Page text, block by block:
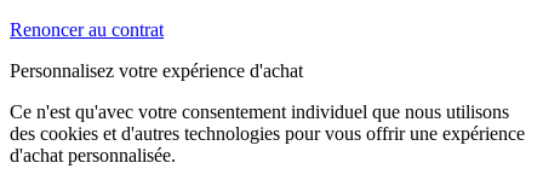
Renoncer au contrat
Personnalisez votre expérience d'achat
Ce n'est qu'avec votre consentement individuel que nous utilisons
des cookies et d'autres technologies pour vous offrir une expérience
d'achat personnalisée.